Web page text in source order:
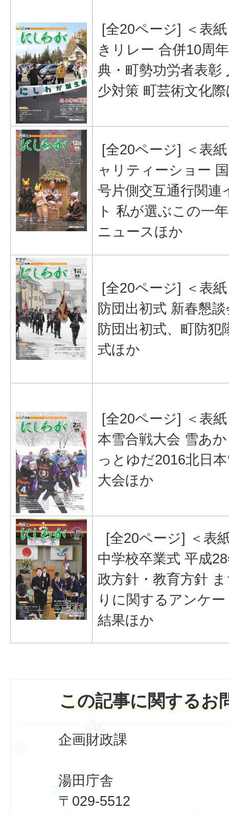
[全20ページ] ＜表
きリレー 合併10周
典・町勢功労者表彰
少対策 町芸術文化
[全20ページ] ＜表
ャリティーショー
号片側交互通行関連
ト 私が選ぶこの一
ニュースほか
[全20ページ] ＜表
防団出初式 新春懇
防団出初式、町防犯
式ほか
[全20ページ] ＜表
本雪合戦大会 雪あ
っとゆだ2016北日
大会ほか
[全20ページ] ＜表
中学校卒業式 平成
政方針・教育方針
りに関するアンケ
結果ほか
この記事に関するお
企画財政課
湯田庁舎
〒029-5512